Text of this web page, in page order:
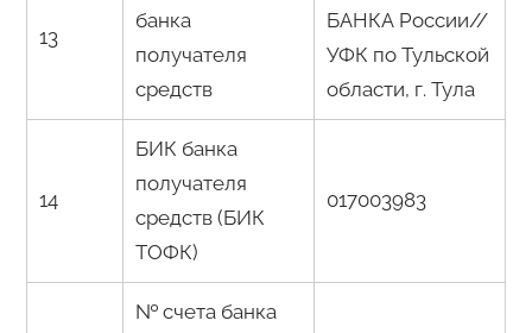
13
банка
получателя
средств
БАНКА России//
УФК по Тульской
области, г. Тула
14
БИК банка
получателя
средств (БИК
ТОФК)
017003983
№ счета банка